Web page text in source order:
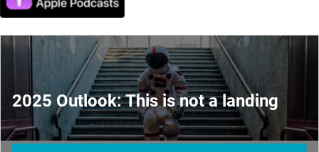
2025 Outlook: This is not a landing